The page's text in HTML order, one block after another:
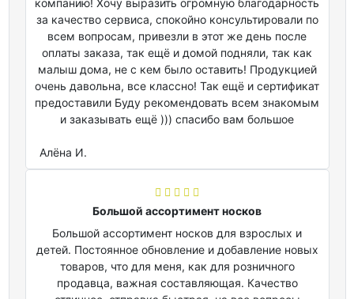
за качество сервиса, спокойно консультировали по
всем вопросам, привезли в этот же день после
оплаты заказа, так ещё и домой подняли, так как
малыш дома, не с кем было оставить! Продукцией
очень давольна, все классно! Так ещё и сертификат
предоставили Буду рекомендовать всем знакомым
и заказывать ещё ))) спасибо вам большое
Алёна И.
Большой ассортимент носков
Большой ассортимент носков для взрослых и
детей. Постоянное обновление и добавление новых
товаров, что для меня, как для розничного
продавца, важная составляющая. Качество